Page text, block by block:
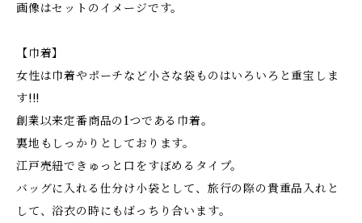
画像はセットのイメージです。
【巾着】
女性は巾着やポーチなど小さな袋ものはいろいろと重宝しま
す!!!
創業以来定番商品の1つである巾着。
裏地もしっかりとしております。
江戸売紐できゅっと口をすぼめるタイプ。
バッグに入れる仕分け小袋として、旅行の際の貴重品入れと
して、浴衣の時にもばっちり合います。